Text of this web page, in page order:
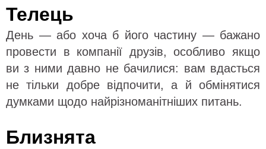
Телець
День — або хоча б його частину — бажано
провести в компанії друзів, особливо якщо
ви з ними давно не бачилися: вам вдасться
не тільки добре відпочити, а й обмінятися
думками щодо найрізноманітніших питань.
Близнята